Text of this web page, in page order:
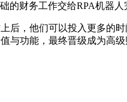
的财务工作交给RPA机器
后，他们可以投入更多的
与功能，最终晋级成为高级